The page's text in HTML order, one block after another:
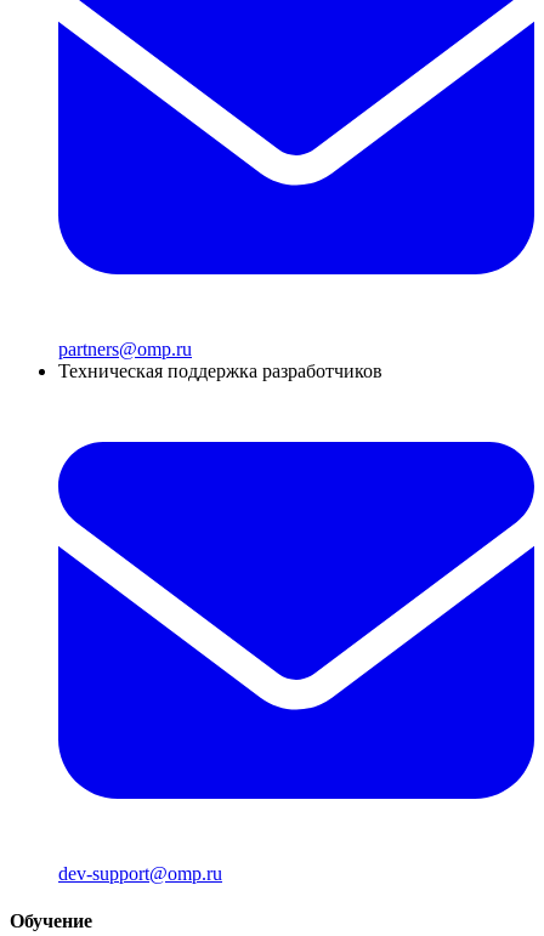
partners@omp.ru
Техническая поддержка разработчиков
dev-support@omp.ru
Обучение